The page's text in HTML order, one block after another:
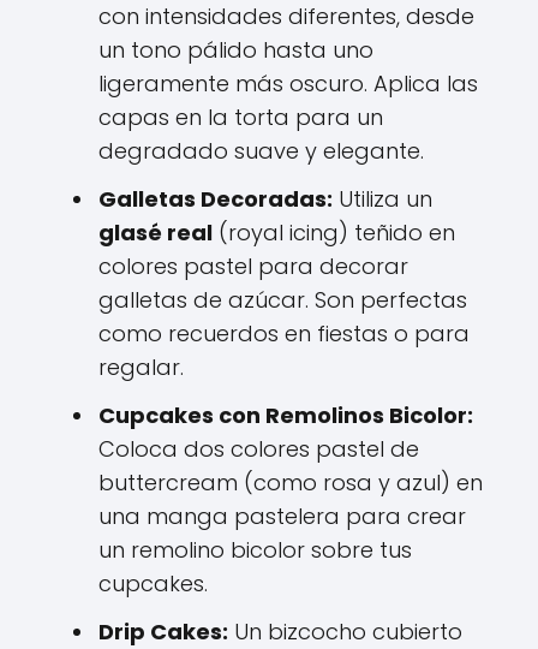
con intensidades diferentes, desde
un tono pálido hasta uno
ligeramente más oscuro. Aplica las
capas en la torta para un
degradado suave y elegante.
Galletas Decoradas: Utiliza un
glasé real (royal icing) teñido en
colores pastel para decorar
galletas de azúcar. Son perfectas
como recuerdos en fiestas o para
regalar.
Cupcakes con Remolinos Bicolor:
Coloca dos colores pastel de
buttercream (como rosa y azul) en
una manga pastelera para crear
un remolino bicolor sobre tus
cupcakes.
Drip Cakes: Un bizcocho cubierto